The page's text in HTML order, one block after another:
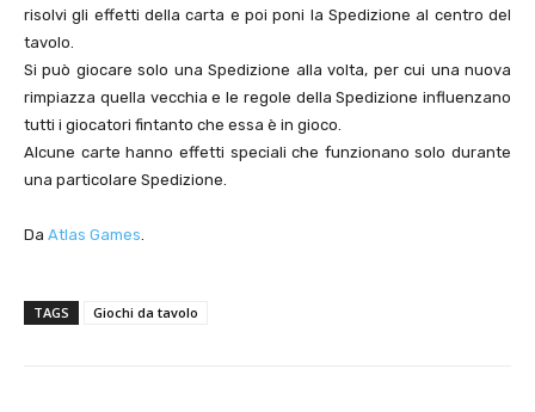
risolvi gli effetti della carta e poi poni la Spedizione al centro del
tavolo.
Si può giocare solo una Spedizione alla volta, per cui una nuova
rimpiazza quella vecchia e le regole della Spedizione influenzano
tutti i giocatori fintanto che essa è in gioco.
Alcune carte hanno effetti speciali che funzionano solo durante
una particolare Spedizione.
Da Atlas Games.
TAGS Giochi da tavolo